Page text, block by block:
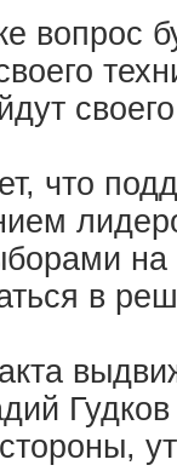
вопрос
что
в